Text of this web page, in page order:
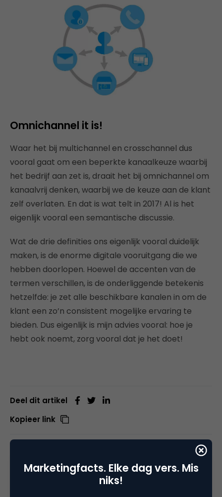
Omnichannel it is!
Waar het bij multichannel en crosschannel dus
vooral gaat om een beperkte kanaalkeuze waarbij
het bedrijf aan zet is, draait het bij omnichannel om
kanaalvrij denken, waarbij we de keuze aan de klant
zelf overlaten. En dat is wat telt in 2017! Al is het
eigenlijk vooral een semantische discussie.
Wat de drie definities ons eigenlijk vooral duidelijk
maken, is de enorme digitale vooruitgang die we
hebben doorlopen. Hoewel de accenten van de
termen verschillen, is de onderliggende betekenis
hetzelfde: je zet alle beschikbare kanalen in om de
klant een zo’n consistent mogelijke ervaring te
bieden. Dus eigenlijk is mijn advies vooral: hoe je
hebt ook noemt, zorg vooral dat je het doet!
Deel dit artikel
Kopieer link
Rogier de Moel
Senior Business Consultant | Trainer
Marketingfacts. Elke dag vers. Mis
niks!